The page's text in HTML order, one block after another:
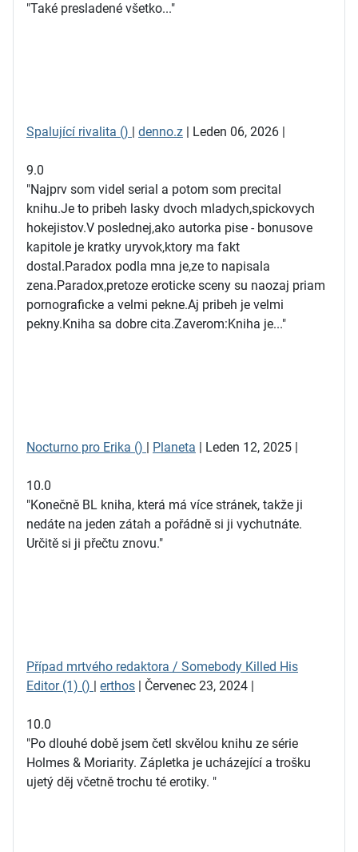
"Také presladené všetko..."
Spalující rivalita () denno.z | Leden 06, 2026 |
9.0
"Najprv som videl serial a potom som precital
knihu.Je to pribeh lasky dvoch mladych,spickovych
hokejistov.V poslednej,ako autorka pise - bonusove
kapitole je kratky uryvok,ktory ma fakt
dostal.Paradox podla mna je,ze to napisala
zena.Paradox,pretoze eroticke sceny su naozaj priam
pornograficke a velmi pekne.Aj pribeh je velmi
pekny.Kniha sa dobre cita.Zaverom:Kniha je..."
Nocturno pro Erika () Planeta | Leden 12, 2025 |
10.0
"Konečně BL kniha, která má více stránek, takže ji
nedáte na jeden zátah a pořádně si ji vychutnáte.
Určitě si ji přečtu znovu."
Případ mrtvého redaktora / Somebody Killed His
Editor (1) ()
erthos | Červenec 23, 2024 |
10.0
"Po dlouhé době jsem četl skvělou knihu ze série
Holmes & Moriarity. Zápletka je ucházející a trošku
ujetý děj včetně trochu té erotiky. "